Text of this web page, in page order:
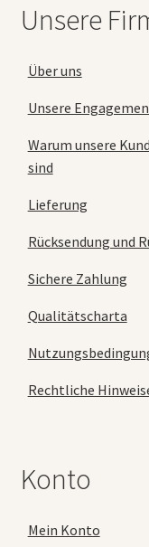
Unsere
Über uns
Unsere
Warum unsere
sind
Lieferung
Rücksendung und
Sichere Zahlung
Qualitätscharta
Rechtliche
Konto
Mein Konto